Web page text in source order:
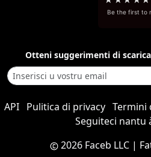
Be the first to
Otteni suggerimenti di
API Pulitica di privacy Termini
Seguiteci nantu
2026 Faceb LLC|